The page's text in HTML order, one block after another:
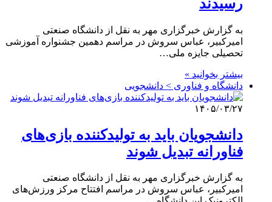
رسیدند
به گزارش خبرگزاری مهر به نقل از دانشگاه صنعتی
امیرکبیر، عباس سروش در مراسم دهمین جشنواره آموزشی
تحصیلی جایزه ملی…
بیشتر بخوانید »
دانشگاه و فناوری > دانشجویی
۱۴۰۵/۰۳/۲۷
دانشجویان باید به تولیدکننده بازی‌های
فناورانه تبدیل شوند
به گزارش خبرگزاری مهر به نقل از دانشگاه صنعتی
امیرکبیر، عباس سروش در مراسم افتتاح مرکز ورزش‌های